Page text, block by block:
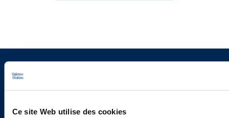
Ce site Web utilise des cookies
Sign up to receive emails about